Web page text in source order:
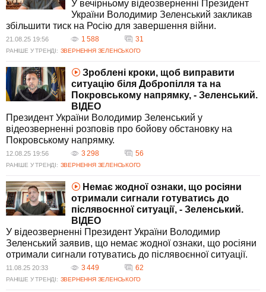
У вечірньому відеозверненні Президент
України Володимир Зеленський закликав
збільшити тиск на Росію для завершення війни.
21.08.25 19:56 1 588 31
РАНІШЕ У ТРЕНДІ: ЗВЕРНЕННЯ ЗЕЛЕНСЬКОГО
Зроблені кроки, щоб виправити
ситуацію біля Добропілля та на
Покровському напрямку, - Зеленський.
ВIДЕО
Президент України Володимир Зеленський у
відеозверненні розповів про бойову обстановку на
Покровському напрямку.
12.08.25 19:56 3 298 56
РАНІШЕ У ТРЕНДІ: ЗВЕРНЕННЯ ЗЕЛЕНСЬКОГО
Немає жодної ознаки, що росіяни
отримали сигнали готуватись до
післявоєнної ситуації, - Зеленський.
ВIДЕО
У відеозверненні Президент України Володимир
Зеленський заявив, що немає жодної ознаки, що росіяни
отримали сигнали готуватись до післявоєнної ситуації.
11.08.25 20:33 3 449 62
РАНІШЕ У ТРЕНДІ: ЗВЕРНЕННЯ ЗЕЛЕНСЬКОГО